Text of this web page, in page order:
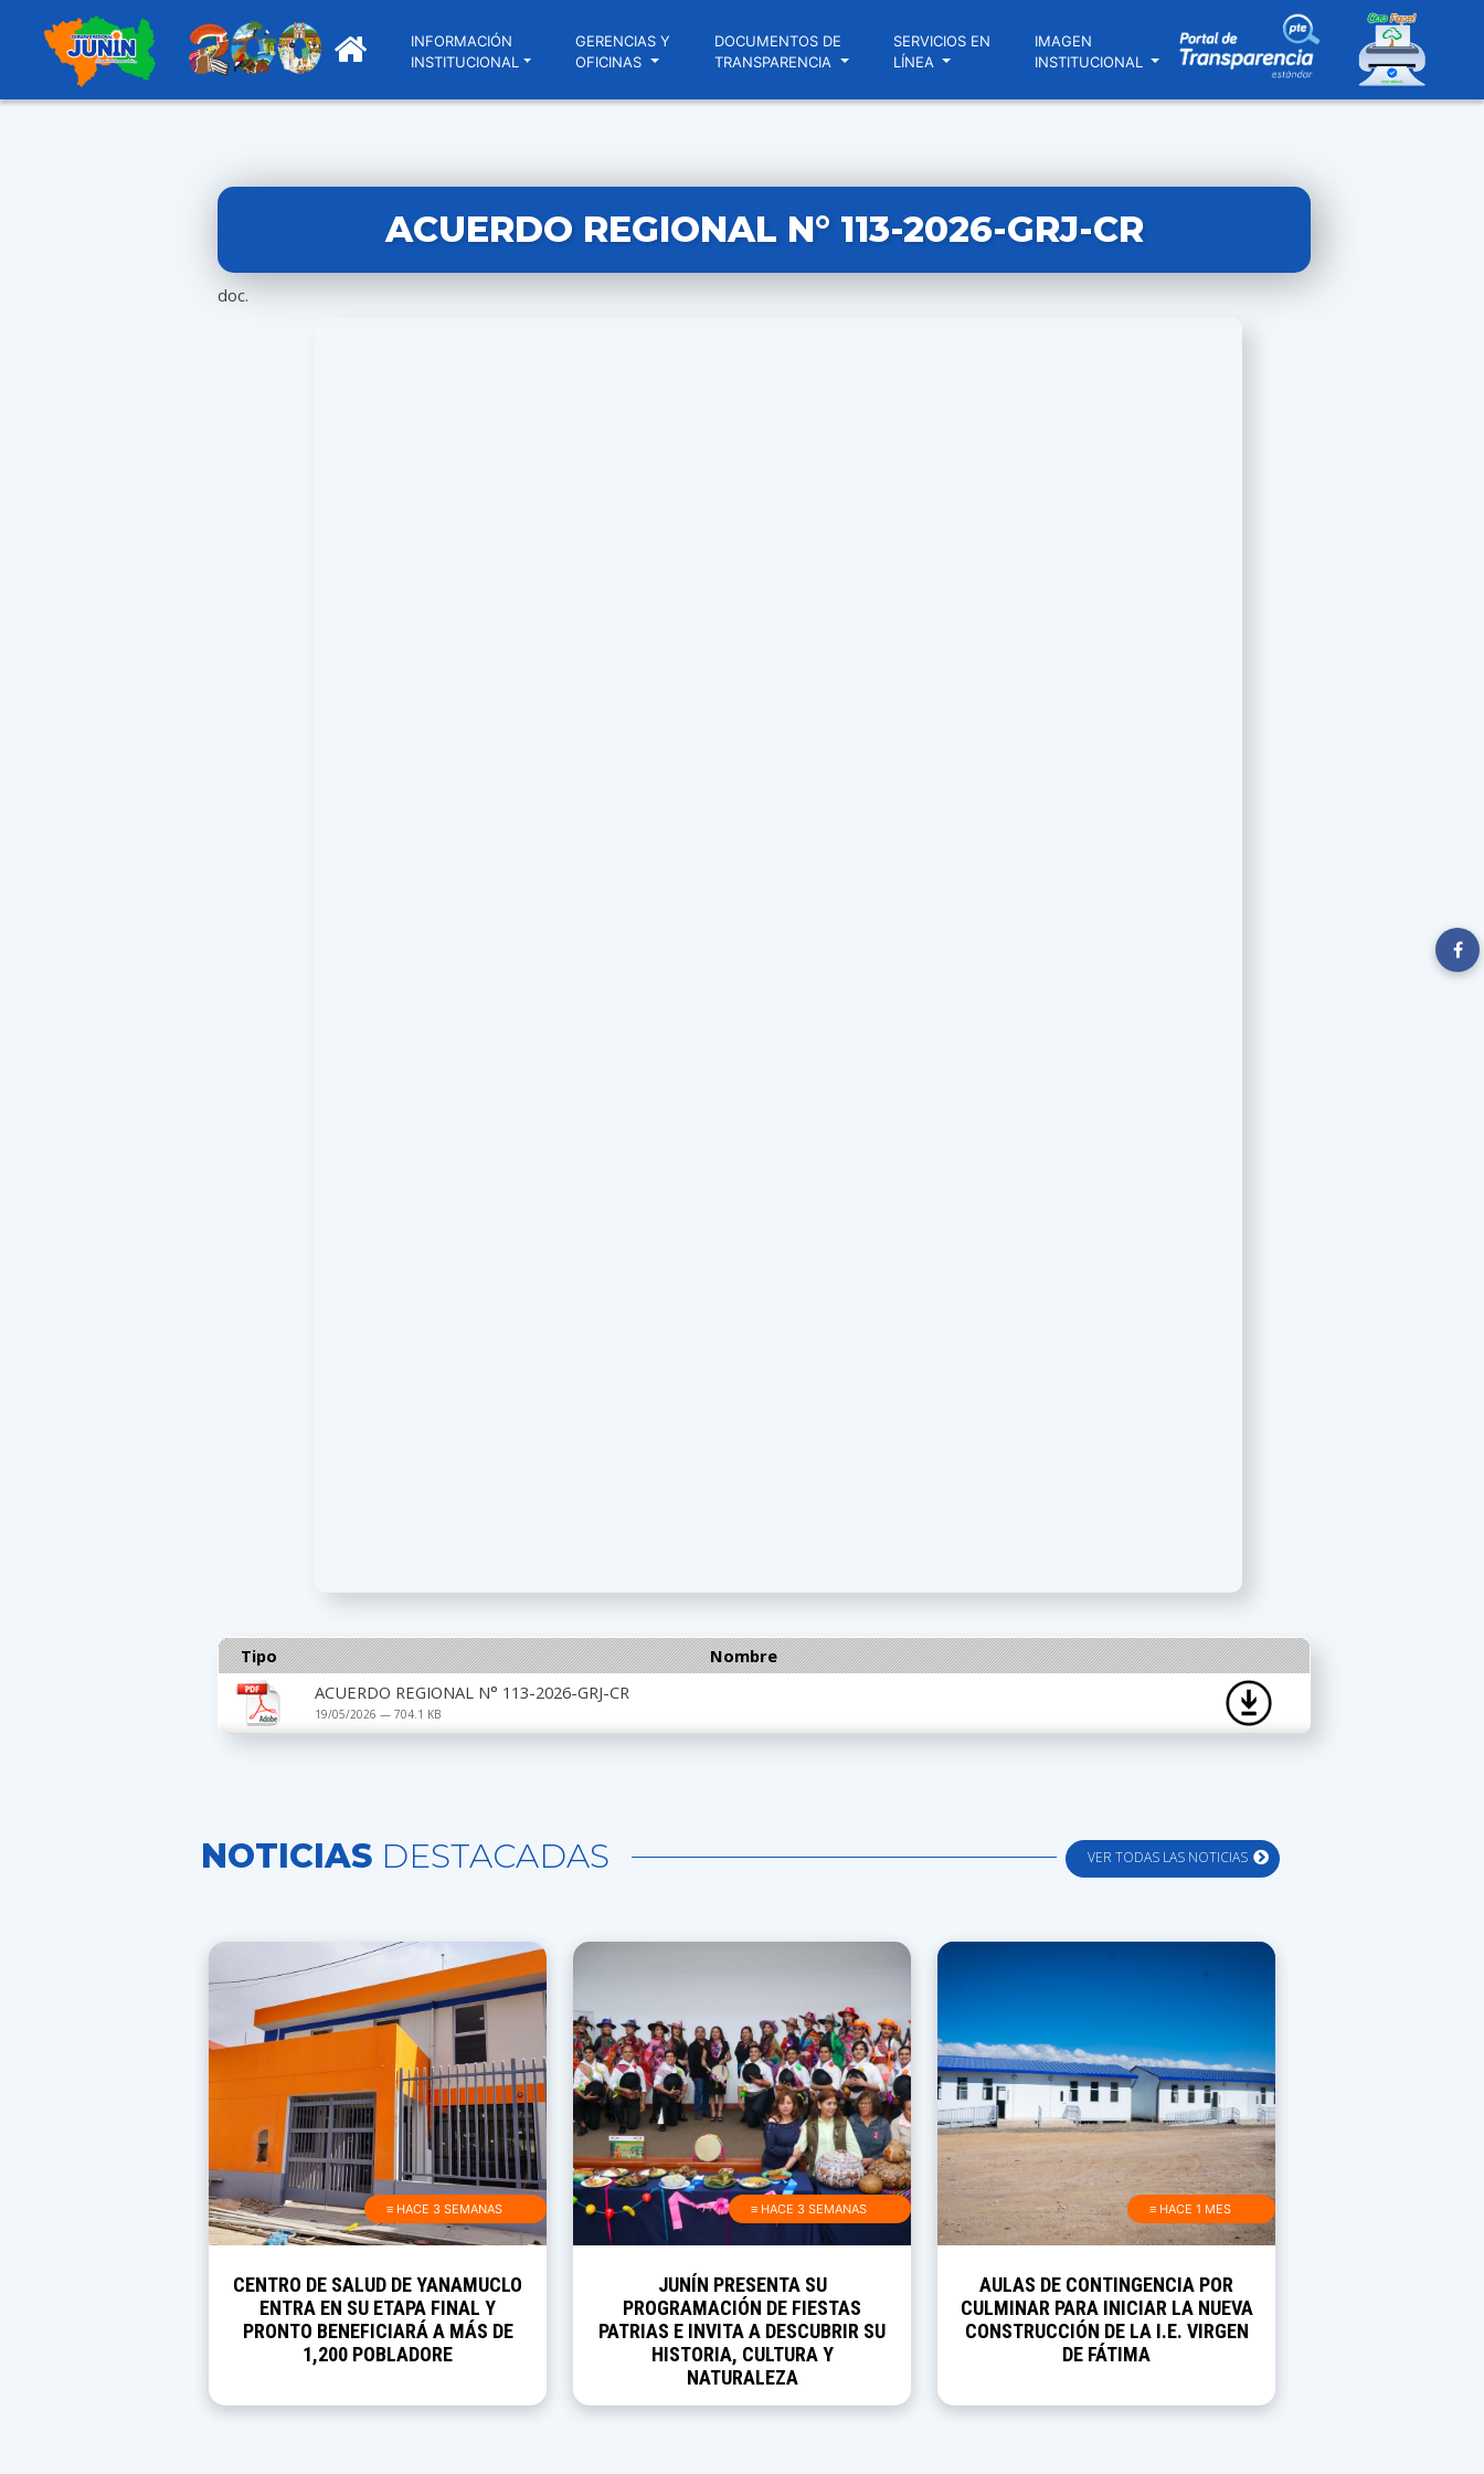
INFORMACIÓN
INSTITUCIONAL
GERENCIAS Y
OFICINAS
DOCUMENTOS DE
TRANSPARENCIA
SERVICIOS EN
LÍNEA
IMAGEN
INSTITUCIONAL
ACUERDO REGIONAL N° 113-2026-GRJ-CR
doc.
Tipo
Nombre
ACUERDO REGIONAL N° 113-2026-GRJ-CR
19/05/2026 — 704.1 KB
VER TODAS LAS NOTICIAS
NOTICIAS DESTACADAS
≡ HACE 3 SEMANAS
CENTRO DE SALUD DE YANAMUCLO
ENTRA EN SU ETAPA FINAL Y
PRONTO BENEFICIARÁ A MÁS DE
1,200 POBLADORE
≡ HACE 3 SEMANAS
JUNÍN PRESENTA SU
PROGRAMACIÓN DE FIESTAS
PATRIAS E INVITA A DESCUBRIR SU
HISTORIA, CULTURA Y
NATURALEZA
≡ HACE 1 MES
AULAS DE CONTINGENCIA POR
CULMINAR PARA INICIAR LA NUEVA
CONSTRUCCIÓN DE LA I.E. VIRGEN
DE FÁTIMA